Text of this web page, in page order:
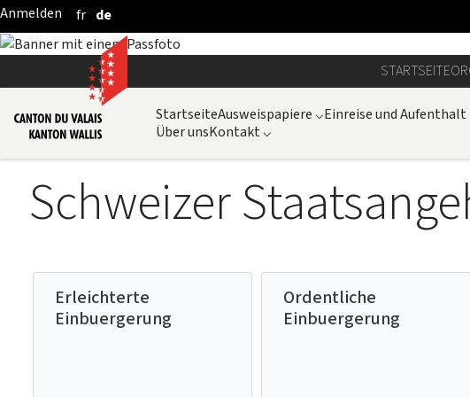
Zum Hauptinhalt springen
fr de
STARTSEITE
StartseiteAusweispapiere ⌵Einreise und Aufenthalt
Über unsKontakt ⌵
Schweizer
Erleichterte
Einbuergerung
Ordentliche
Einbuergerung